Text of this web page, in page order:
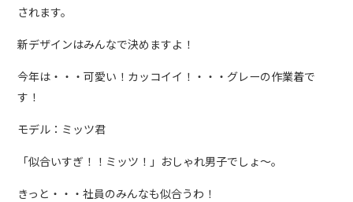
されます。
新デザインはみんなで決めますよ！
今年は・・・可愛い！カッコイイ！・・・グレーの作業着で
す！
モデル：ミッツ君
「似合いすぎ！！ミッツ！」おしゃれ男子でしょ～。
きっと・・・社員のみんなも似合うわ！